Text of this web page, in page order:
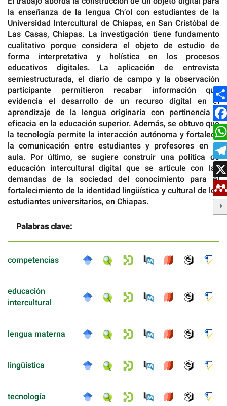
la enseñanza de la lengua Ch’ol con estudiantes de la
Universidad Intercultural de Chiapas, en San Cristóbal de
Las Casas, Chiapas. La investigación tiene fundamento
cualitativo porque considera el objeto de estudio de
forma interpretativa y holística en los procesos
educativos digitales. La aplicación de entrevista
semiestructurada, el diario de campo y la observación
participante permitieron recabar información que
evidencia el desarrollo de un recurso digital en el
aprendizaje de la lengua originaria con pertinencia y
eficacia en la educación superior. Además, se obtuvo que
la tecnología permite la interacción autónoma y fortalece
la comunicación entre estudiantes y profesores en el
aula. Por último, se sugiere construir una política de
educación intercultural digital que se articule con las
demandas de la sociedad del conocimiento para el
fortalecimiento de la identidad lingüística y cultural de los
estudiantes universitarios, en Chiapas.
Palabras clave:
competencias
educación
intercultural
lengua materna
lingüística
tecnología